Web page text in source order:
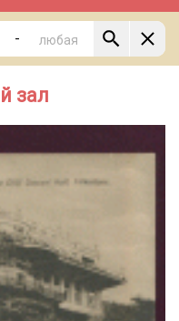
-
зал